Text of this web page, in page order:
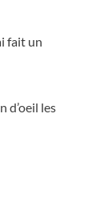
fait un
d’oeil les